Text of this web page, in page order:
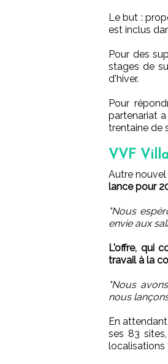
Le but :
est inclus
Pour des
stages de
d'hiver.
Pour
partenariat
trentaine de
VVF
Autre
lance pour
"Nous
envie aux
L'offre, qui
travail à la
"Nous
nous
En
ses 83
localisations